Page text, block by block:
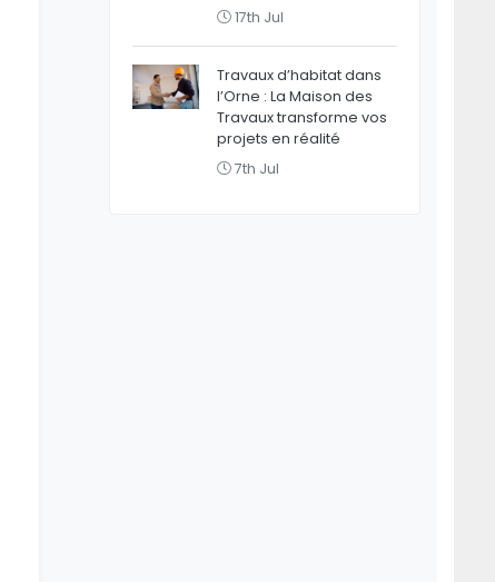
17th Jul
Travaux d’habitat dans
l’Orne : La Maison des
Travaux transforme vos
projets en réalité
7th Jul